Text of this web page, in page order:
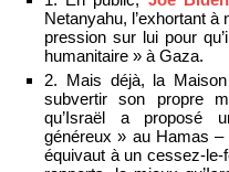
Netanyahu, l’exhortant
pression sur lui pour
humanitaire » à Gaza.
2. Mais déjà, la
subvertir son propre
qu’Israël a proposé
généreux » au Hamas –
équivaut à un cessez-le-